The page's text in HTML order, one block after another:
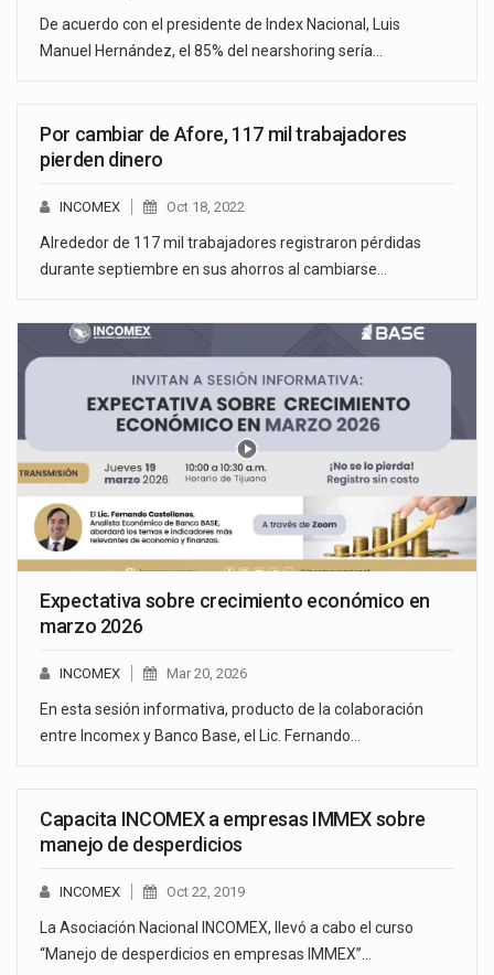
De acuerdo con el presidente de Index Nacional, Luis
Manuel Hernández, el 85% del nearshoring sería…
Por cambiar de Afore, 117 mil trabajadores
pierden dinero
INCOMEX Oct 18, 2022
Alrededor de 117 mil trabajadores registraron pérdidas
durante septiembre en sus ahorros al cambiarse…
Expectativa sobre crecimiento económico en
marzo 2026
INCOMEX Mar 20, 2026
En esta sesión informativa, producto de la colaboración
entre Incomex y Banco Base, el Lic. Fernando…
Capacita INCOMEX a empresas IMMEX sobre
manejo de desperdicios
INCOMEX Oct 22, 2019
La Asociación Nacional INCOMEX, llevó a cabo el curso
“Manejo de desperdicios en empresas IMMEX”…